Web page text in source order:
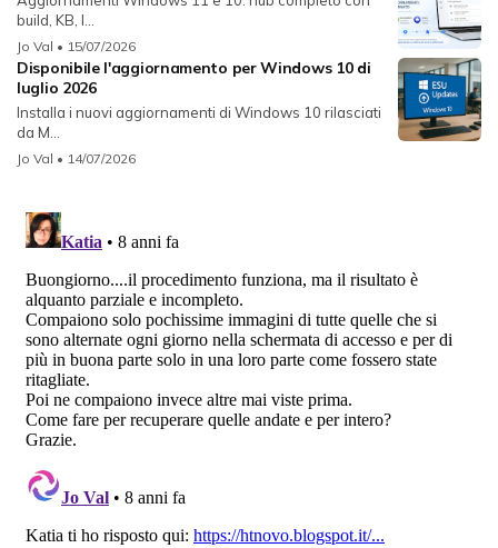
build, KB, l...
Jo Val • 15/07/2026
Disponibile l'aggiornamento per Windows 10 di
luglio 2026
Installa i nuovi aggiornamenti di Windows 10 rilasciati
da M...
Jo Val • 14/07/2026